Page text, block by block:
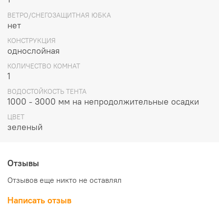
ВЕТРО/СНЕГОЗАЩИТНАЯ ЮБКА
нет
КОНСТРУКЦИЯ
однослойная
КОЛИЧЕСТВО КОМНАТ
1
ВОДОСТОЙКОСТЬ ТЕНТА
1000 - 3000 мм на непродолжительные осадки
ЦВЕТ
зеленый
Отзывы
Отзывов еще никто не оставлял
Написать отзыв